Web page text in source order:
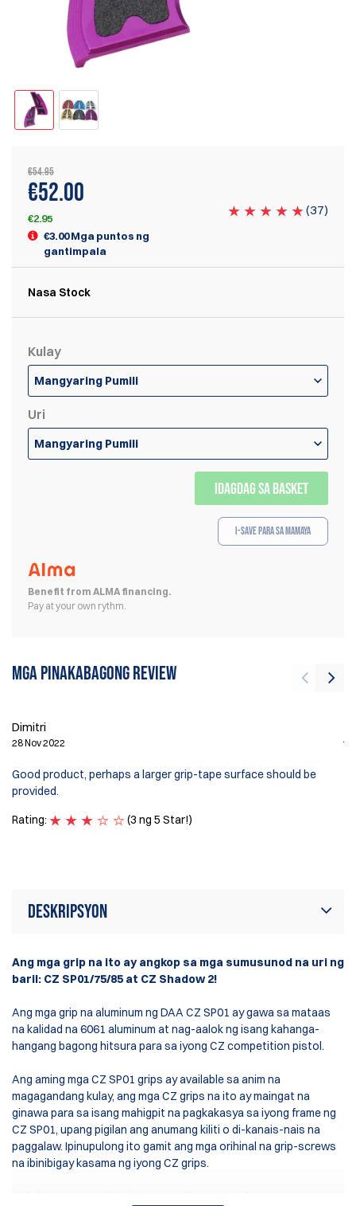
€54.95
€52.00
€2.95
€3.00 Mga puntos ng
gantimpala
(37)
Nasa Stock
Kulay
Mangyaring Pumili
Uri
Mangyaring Pumili
IDAGDAG SA BASKET
I-save para sa Mamaya
Benefit from ALMA financing.
Pay at your own rythm.
Mga pinakabagong review
Dimitri
28 Nov 2022
Good product, perhaps a larger grip-tape surface should be
provided.
Rating:
(3 ng 5 Star!)
Deskripsyon
Ang mga grip na ito ay angkop sa mga sumusunod na uri ng
baril: CZ SP01/75/85 at CZ Shadow 2!
Ang mga grip na aluminum ng DAA CZ SP01 ay gawa sa mataas
na kalidad na 6061 aluminum at nag-aalok ng isang kahanga-
hangang bagong hitsura para sa iyong CZ competition pistol.
Ang aming mga CZ SP01 grips ay available sa anim na
magagandang kulay, ang mga CZ grips na ito ay maingat na
ginawa para sa isang mahigpit na pagkakasya sa iyong frame ng
CZ SP01, upang pigilan ang anumang kiliti o di-kanais-nais na
paggalaw. Ipinupulong ito gamit ang mga orihinal na grip-screws
na ibinibigay kasama ng iyong CZ grips.
Nakalaser-cut na M3 grip tape ang kasama sa bawat set